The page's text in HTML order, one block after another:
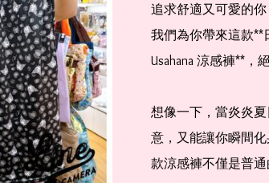
追求舒適又可愛的
我們為你帶來這款**
Usahana 涼感褲**，
想像一下，當炎炎
意，又能讓你瞬間
款涼感褲不僅是普